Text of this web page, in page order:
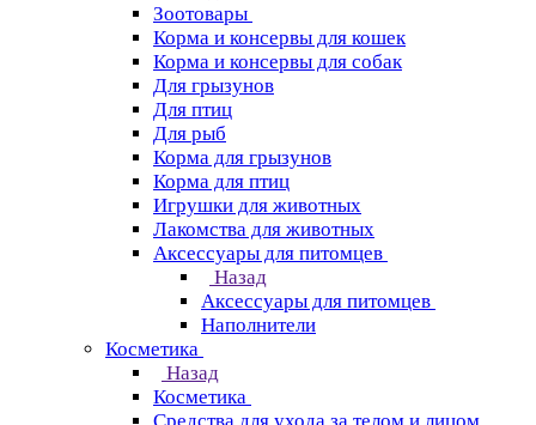
Зоотовары
Корма и консервы для кошек
Корма и консервы для собак
Для грызунов
Для птиц
Для рыб
Корма для грызунов
Корма для птиц
Игрушки для животных
Лакомства для животных
Аксессуары для питомцев
Назад
Аксессуары для питомцев
Наполнители
Косметика
Назад
Косметика